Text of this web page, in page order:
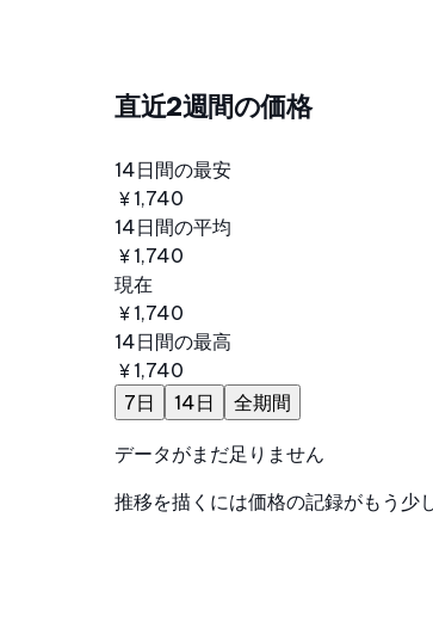
直近2週間の価格
14日間の最安
￥1,740
14日間の平均
￥1,740
現在
￥1,740
14日間の最高
￥1,740
7日
14日 全期間
データがまだ足りません
推移を描くには価格の記録がもう少